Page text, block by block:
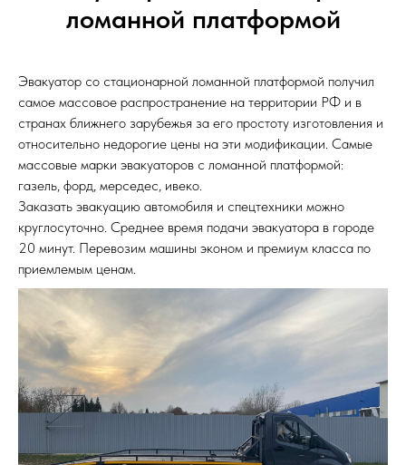
ломанной платформой
Эвакуатор со стационарной ломанной платформой получил
самое массовое распространение на территории РФ и в
странах ближнего зарубежья за его простоту изготовления и
относительно недорогие цены на эти модификации. Самые
массовые марки эвакуаторов с ломанной платформой:
газель, форд, мерседес, ивеко.
Заказать эвакуацию автомобиля и спецтехники можно
круглосуточно. Среднее время подачи эвакуатора в городе
20 минут. Перевозим машины эконом и премиум класса по
приемлемым ценам.